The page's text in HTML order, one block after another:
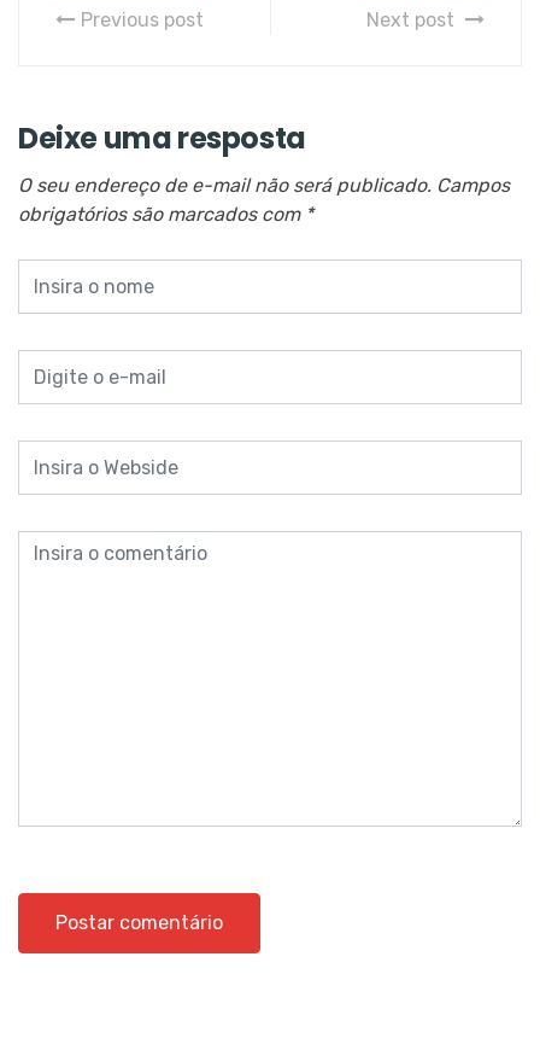
Previous post Next post
Deixe uma resposta
O seu endereço de e-mail não será publicado. Campos
obrigatórios são marcados com *